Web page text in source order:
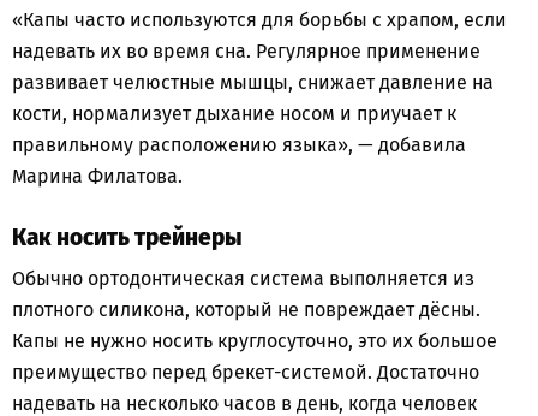
«Капы часто используются для борьбы с храпом, если
надевать их во время сна. Регулярное применение
развивает челюстные мышцы, снижает давление на
кости, нормализует дыхание носом и приучает к
правильному расположению языка», — добавила
Марина Филатова.
Как носить трейнеры
Обычно ортодонтическая система выполняется из
плотного силикона, который не повреждает дёсны.
Капы не нужно носить круглосуточно, это их большое
преимущество перед брекет-системой. Достаточно
надевать на несколько часов в день, когда человек